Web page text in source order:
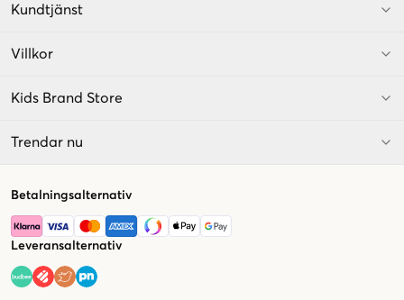
Kundtjänst
Villkor
Kids Brand Store
Trendar nu
Betalningsalternativ
Leveransalternativ